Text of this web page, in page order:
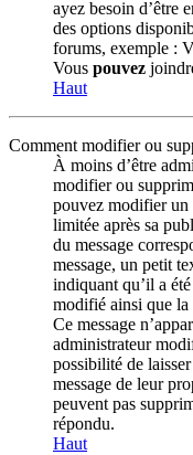
ayez besoin d’être
des options
forums, exemple :
Vous pouvez
Haut
Comment modifier ou
À moins d’être
modifier ou
pouvez modifier un
limitée après sa
du message
message, un petit
indiquant qu’il a
modifié ainsi que la
Ce message
administrateur
possibilité de
message de leur
peuvent pas
répondu.
Haut